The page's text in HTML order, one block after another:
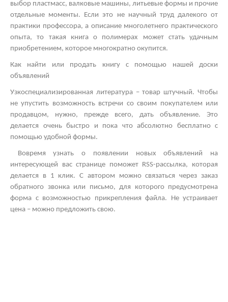
выбор пластмасс, валковые машины, литьевые формы и прочие
отдельные моменты. Если это не научный труд далекого от
практики профессора, а описание многолетнего практического
опыта, то такая книга о полимерах может стать удачным
приобретением, которое многократно окупится.
Как найти или продать книгу с помощью нашей доски
объявлений
Узкоспециализированная литература – товар штучный. Чтобы
не упустить возможность встречи со своим покупателем или
продавцом, нужно, прежде всего, дать объявление. Это
делается очень быстро и пока что абсолютно бесплатно с
помощью удобной формы.
Вовремя узнать о появлении новых объявлений на
интересующей вас странице поможет RSS-рассылка, которая
делается в 1 клик. С автором можно связаться через заказ
обратного звонка или письмо, для которого предусмотрена
форма с возможностью прикрепления файла. Не устраивает
цена – можно предложить свою.